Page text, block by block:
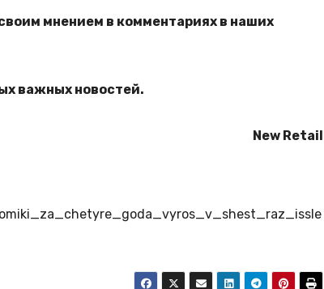
мнением в комментариях в наших
важных новостей.
New Retail